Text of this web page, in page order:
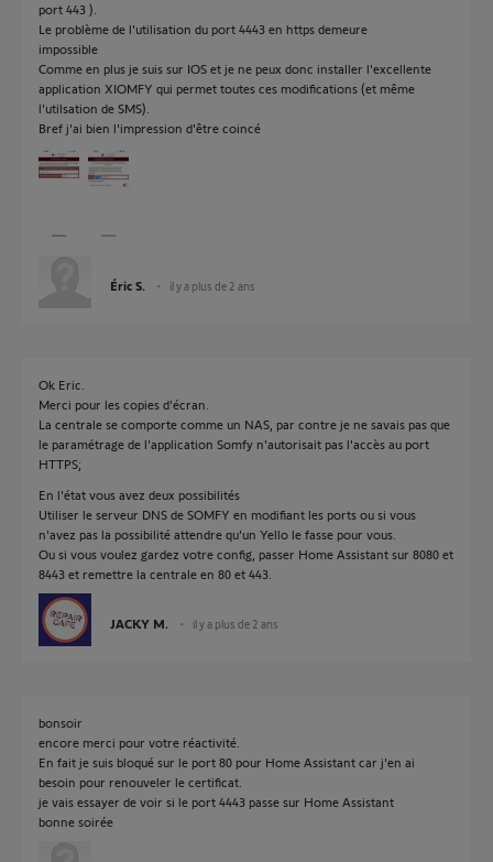
port 443 ).
Le problème de l'utilisation du port 4443 en https demeure
impossible
Comme en plus je suis sur IOS et je ne peux donc installer l'excellente
application XIOMFY qui permet toutes ces modifications (et même
l'utilsation de SMS).
Bref j'ai bien l'impression d'être coincé
Éric S. il y a plus de 2 ans
Ok Eric.
Merci pour les copies d'écran.
La centrale se comporte comme un NAS, par contre je ne savais pas que
le paramétrage de l'application Somfy n'autorisait pas l'accès au port
HTTPS;
En l'état vous avez deux possibilités
Utiliser le serveur DNS de SOMFY en modifiant les ports ou si vous
n'avez pas la possibilité attendre qu'un Yello le fasse pour vous.
Ou si vous voulez gardez votre config, passer Home Assistant sur 8080 et
8443 et remettre la centrale en 80 et 443.
JACKY M. il y a plus de 2 ans
bonsoir
encore merci pour votre réactivité.
En fait je suis bloqué sur le port 80 pour Home Assistant car j'en ai
besoin pour renouveler le certificat.
je vais essayer de voir si le port 4443 passe sur Home Assistant
bonne soirée